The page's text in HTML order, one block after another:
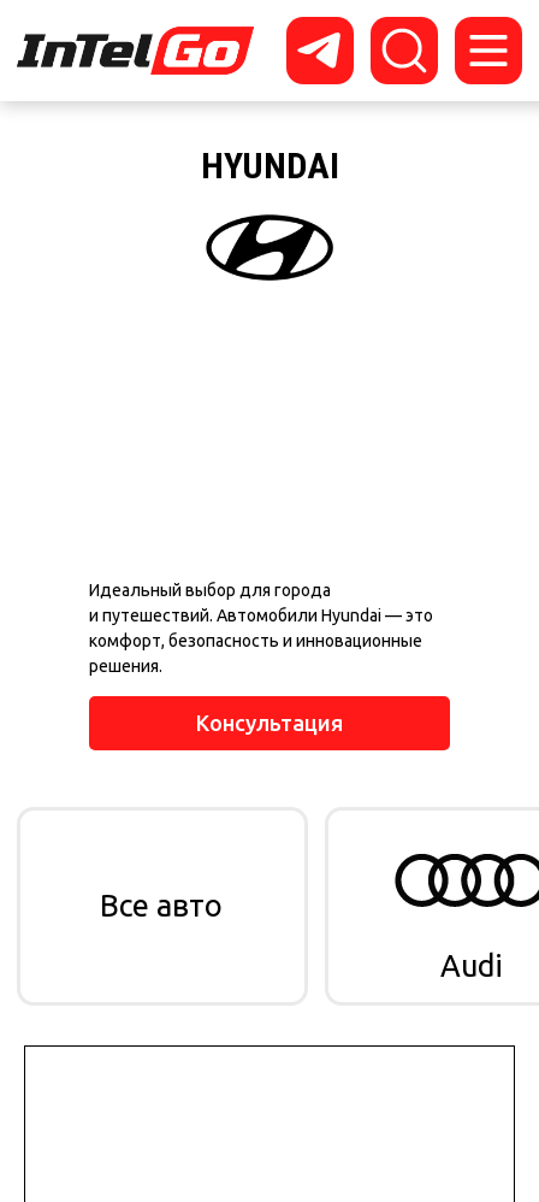
Идеальный выбор для города
и путешествий. Автомобили Hyundai — это
комфорт, безопасность и инновационные
решения.
HYUNDAI
Консультация
Audi
Все авто